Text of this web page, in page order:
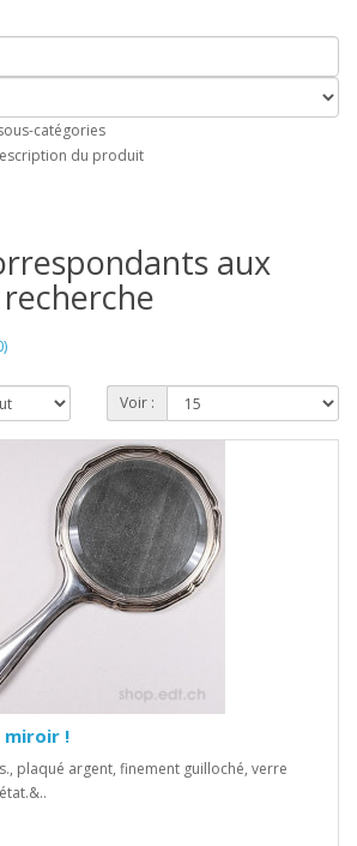
catégories
du produit
aux
Voir :
miroir !
plaqué argent, finement guilloché, verre